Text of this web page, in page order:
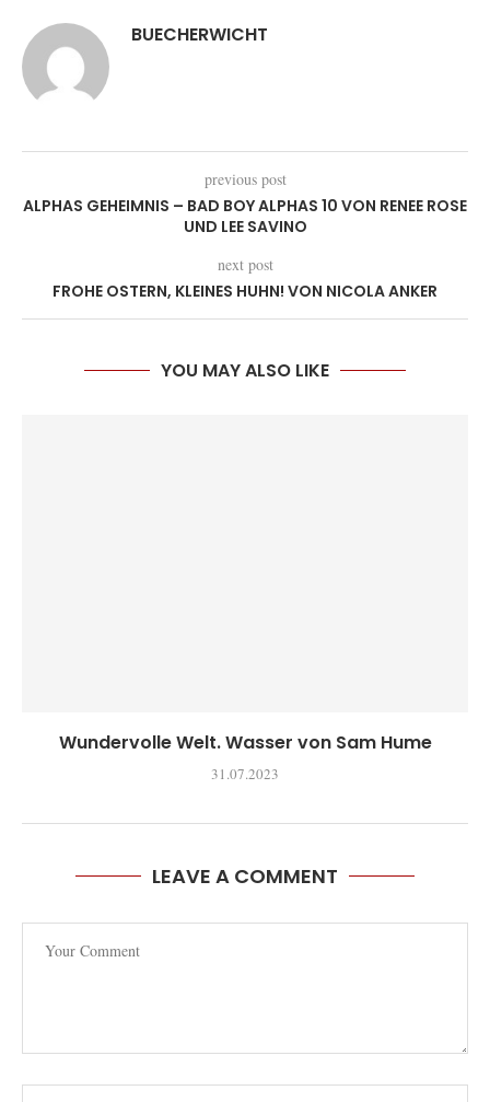
BUECHERWICHT
previous post
ALPHAS GEHEIMNIS – BAD BOY ALPHAS 10 VON RENEE ROSE
UND LEE SAVINO
next post
FROHE OSTERN, KLEINES HUHN! VON NICOLA ANKER
YOU MAY ALSO LIKE
Wundervolle Welt. Wasser von Sam Hume
31.07.2023
LEAVE A COMMENT